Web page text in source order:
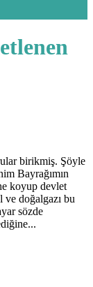
birikmiş. Şöyle
Bayrağımın
koyup devlet
ve doğalgazı bu
sözde